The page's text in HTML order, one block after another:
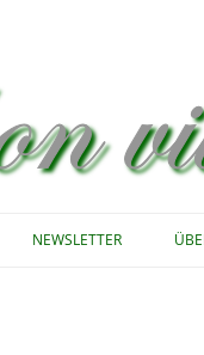
Inhalt
NEWSLETTER